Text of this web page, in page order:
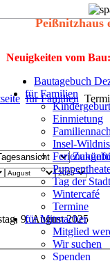
Peißnitzhaus
Neuigkeiten vom Bau:
Bautagebuch
für Familien
Einmietung
Insel-
Tag der
Wintercafé
Termine
für Mitmacher
Mitglied
Wir suchen
Spenden
für Familien
9. August 2025